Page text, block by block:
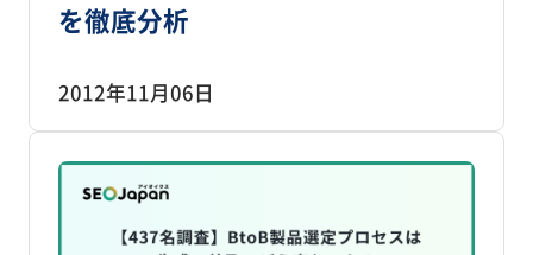
を徹底分析
2012年11月06日